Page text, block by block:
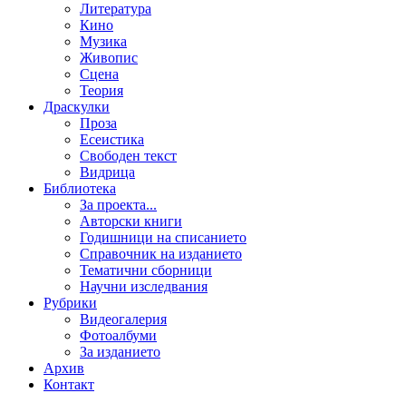
Литература
Кино
Музика
Живопис
Сцена
Теория
Драскулки
Проза
Есеистика
Свободен текст
Видрица
Библиотека
За проекта...
Авторски книги
Годишници на списанието
Справочник на изданието
Тематични сборници
Научни изследвания
Рубрики
Видеогалерия
Фотоалбуми
За изданието
Архив
Контакт